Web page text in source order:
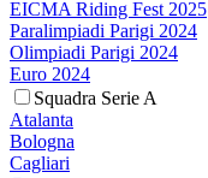
EICMA Riding Fest 2025
Paralimpiadi Parigi 2024
Olimpiadi Parigi 2024
Euro 2024
Squadra Serie A
Atalanta
Bologna
Cagliari